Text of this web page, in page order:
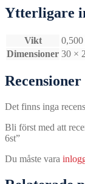
Ytterligare
Vikt
0,500
Dimensioner 30 ×
Recensioner
Det finns inga
Bli först med att
6st”
Du måste vara